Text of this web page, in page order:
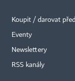
Koupit / darovat
Eventy
Newslettery
RSS kanály